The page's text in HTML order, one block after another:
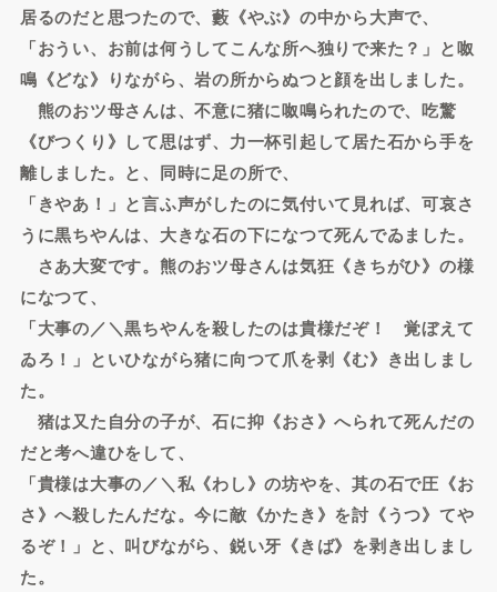
居るのだと思つたので、藪《やぶ》の中から大声で、
「おうい、お前は何うしてこんな所へ独りで来た？」と呶
鳴《どな》りながら、岩の所からぬつと顔を出しました。
熊のおツ母さんは、不意に猪に呶鳴られたので、吃驚
《びつくり》して思はず、力一杯引起して居た石から手を
離しました。と、同時に足の所で、
「きやあ！」と言ふ声がしたのに気付いて見れば、可哀さ
うに黒ちやんは、大きな石の下になつて死んでゐました。
さあ大変です。熊のおツ母さんは気狂《きちがひ》の様
になつて、
「大事の／＼黒ちやんを殺したのは貴様だぞ！ 覚ぼえて
ゐろ！」といひながら猪に向つて爪を剥《む》き出しまし
た。
猪は又た自分の子が、石に抑《おさ》へられて死んだの
だと考へ違ひをして、
「貴様は大事の／＼私《わし》の坊やを、其の石で圧《お
さ》へ殺したんだな。今に敵《かたき》を討《うつ》てや
るぞ！」と、叫びながら、鋭い牙《きば》を剥き出しまし
た。